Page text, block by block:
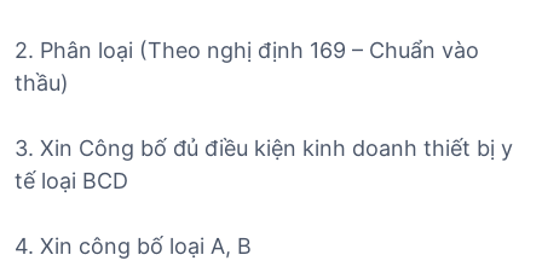
2. Phân loại (Theo nghị định 169 – Chuẩn vào
thầu)
3. Xin Công bố đủ điều kiện kinh doanh thiết bị y
tế loại BCD
4. Xin công bố loại A, B